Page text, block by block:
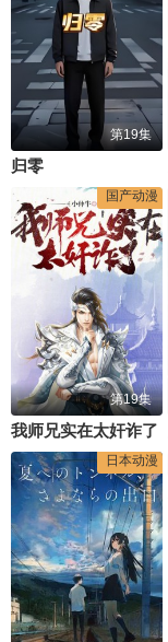
第19集
归零
国产动漫
第19集
我师兄实在太奸诈了
日本动漫